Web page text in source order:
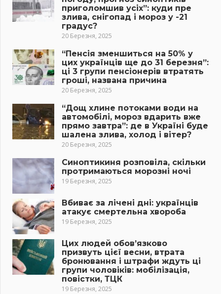
приголомшив усіх”: куди пре
злива, снігопад і мороз у -21
градус?
20 Березня, 2025
“Пенсія зменшиться на 50% у
цих українців ще до 31 березня”:
ці 3 групи пенсіонерів втратять
гроші, названа причина
20 Березня, 2025
“Дощ хлине потоками води на
автомобілі, мороз вдарить вже
прямо завтра”: де в Україні буде
шалена злива, холод і вітер?
20 Березня, 2025
Синоптикиня розповіла, скільки
протримаються морозні ночі
19 Березня, 2025
Вбиває за лічені дні: українців
атакує смертельна хвороба
19 Березня, 2025
Цих людей обов’язково
призвуть цієї весни, втрата
бронювання і штрафи ждуть ці
групи чоловіків: мобілізація,
повістки, ТЦК
19 Березня, 2025